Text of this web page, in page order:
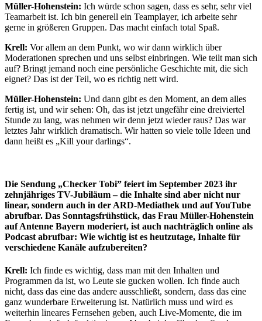
Müller-Hohenstein: Ich würde schon sagen, dass es sehr, sehr viel
Teamarbeit ist. Ich bin generell ein Teamplayer, ich arbeite sehr
gerne in größeren Gruppen. Das macht einfach total Spaß.
Krell: Vor allem an dem Punkt, wo wir dann wirklich über
Moderationen sprechen und uns selbst einbringen. Wie teilt man sich
auf? Bringt jemand noch eine persönliche Geschichte mit, die sich
eignet? Das ist der Teil, wo es richtig nett wird.
Müller-Hohenstein: Und dann gibt es den Moment, an dem alles
fertig ist, und wir sehen: Oh, das ist jetzt ungefähr eine dreiviertel
Stunde zu lang, was nehmen wir denn jetzt wieder raus? Das war
letztes Jahr wirklich dramatisch. Wir hatten so viele tolle Ideen und
dann heißt es „Kill your darlings“.
Die Sendung „Checker Tobi” feiert im September 2023 ihr
zehnjähriges TV-Jubiläum – die Inhalte sind aber nicht nur
linear, sondern auch in der ARD-Mediathek und auf YouTube
abrufbar. Das Sonntagsfrühstück, das Frau Müller-Hohenstein
auf Antenne Bayern moderiert, ist auch nachträglich online als
Podcast abrufbar: Wie wichtig ist es heutzutage, Inhalte für
verschiedene Kanäle aufzubereiten?
Krell: Ich finde es wichtig, dass man mit den Inhalten und
Programmen da ist, wo Leute sie gucken wollen. Ich finde auch
nicht, dass das eine das andere ausschließt, sondern, dass das eine
ganz wunderbare Erweiterung ist. Natürlich muss und wird es
weiterhin lineares Fernsehen geben, auch Live-Momente, die im